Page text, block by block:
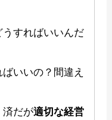
うすればいいんだ
いいの？間違え
済だが適切な経営